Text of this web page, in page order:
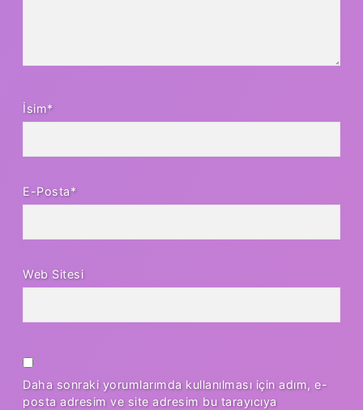
İsim*
E-Posta*
Web Sitesi
Daha sonraki yorumlarımda kullanılması için adım, e-
posta adresim ve site adresim bu tarayıcıya